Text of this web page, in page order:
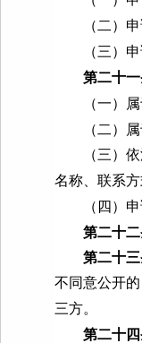
（二）申请
（三）申请
第二十
（一）属于
（二）属于
（三）依法
名称、联系方
（四）申请
第二十
第二十
不同意公开
三方。
第二十